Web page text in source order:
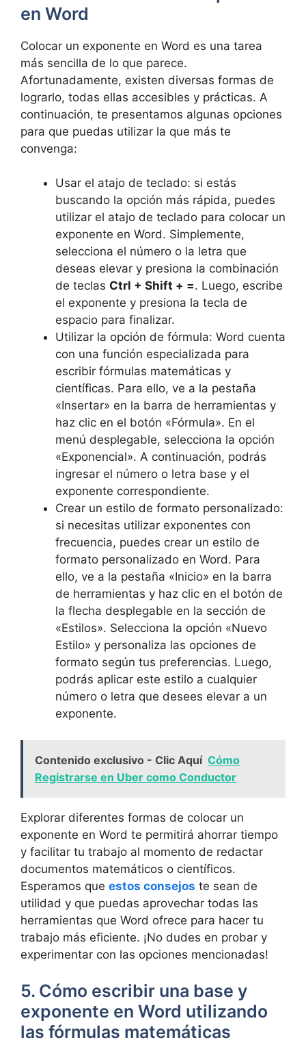
en Word
Colocar un exponente en Word es una tarea
más sencilla de lo que parece.
Afortunadamente, existen diversas formas de
lograrlo, todas ellas accesibles y prácticas. A
continuación, te presentamos algunas opciones
para que puedas utilizar la que más te
convenga:
Usar el atajo de teclado: si estás
buscando la opción más rápida, puedes
utilizar el atajo de teclado para colocar un
exponente en Word. Simplemente,
selecciona el número o la letra que
deseas elevar y presiona la combinación
de teclas Ctrl + Shift + =. Luego, escribe
el exponente y presiona la tecla de
espacio para finalizar.
Utilizar la opción de fórmula: Word cuenta
con una función especializada para
escribir fórmulas matemáticas y
científicas. Para ello, ve a la pestaña
«Insertar» en la barra de herramientas y
haz clic en el botón «Fórmula». En el
menú desplegable, selecciona la opción
«Exponencial». A continuación, podrás
ingresar el número o letra base y el
exponente correspondiente.
Crear un estilo de formato personalizado:
si necesitas utilizar exponentes con
frecuencia, puedes crear un estilo de
formato personalizado en Word. Para
ello, ve a la pestaña «Inicio» en la barra
de herramientas y haz clic en el botón de
la flecha desplegable en la sección de
«Estilos». Selecciona la opción «Nuevo
Estilo» y personaliza las opciones de
formato según tus preferencias. Luego,
podrás aplicar este estilo a cualquier
número o letra que desees elevar a un
exponente.
Contenido exclusivo - Clic Aquí Cómo
Registrarse en Uber como Conductor
Explorar diferentes formas de colocar un
exponente en Word te permitirá ahorrar tiempo
y facilitar tu trabajo al momento de redactar
documentos matemáticos o científicos.
Esperamos que estos consejos te sean de
utilidad y que puedas aprovechar todas las
herramientas que Word ofrece para hacer tu
trabajo más eficiente. ¡No dudes en probar y
experimentar con las opciones mencionadas!
5. Cómo escribir una base y
exponente en Word utilizando
las fórmulas matemáticas